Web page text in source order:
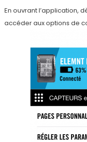
En ouvrant l’application,
accéder aux options de